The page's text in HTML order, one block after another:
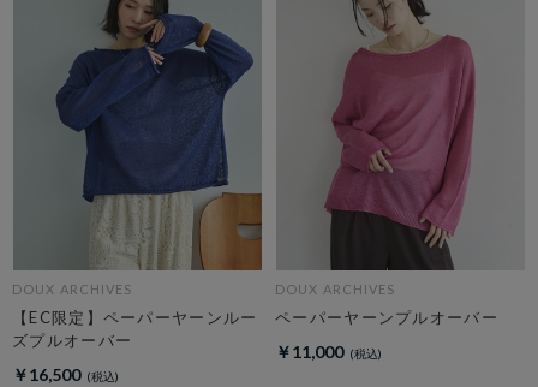
DOUX ARCHIVES
【EC限定】ペーパーヤーンルー
ズプルオーバー
￥16,500
DOUX ARCHIVES
ペーパーヤーンプルオーバー
￥11,000